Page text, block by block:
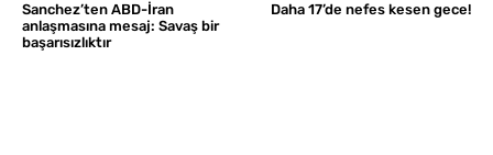
Sanchez’ten ABD-İran
anlaşmasına mesaj: Savaş bir
başarısızlıktır
Daha 17’de nefes kesen gece!